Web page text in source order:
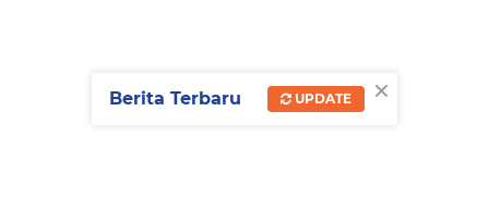
×
Berita Terbaru UPDATE